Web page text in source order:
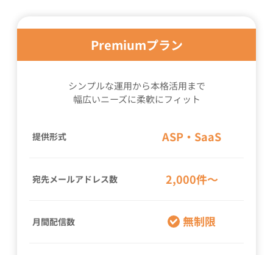
Premiumプラン
シンプルな運用から本格活用まで
幅広いニーズに柔軟にフィット
提供形式 ASP・SaaS
宛先メールアドレス数 2,000件〜
月間配信数 無制限